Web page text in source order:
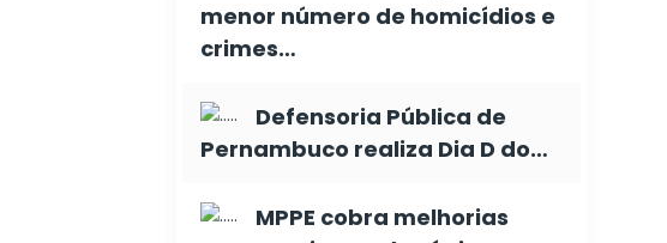
menor número de homicídios e
crimes…
Defensoria Pública de
Pernambuco realiza Dia D do…
MPPE cobra melhorias